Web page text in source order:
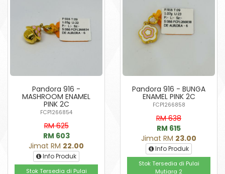
Pandora 916 -
MASHROOM ENAMEL
PINK 2C
FCP1266854
RM 625
RM 603
Jimat RM 22.00
Info Produk
Stok Tersedia di Pulai
Pandora 916 - BUNGA
ENAMEL PINK 2C
FCP1266858
RM 638
RM 615
Jimat RM 23.00
Info Produk
Stok Tersedia di Pulai
Mutiara 2